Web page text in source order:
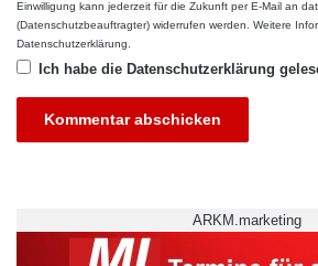
Alle Bachelor-
Hochschule für Management
6-semestrigen Vollzeit- oder
semestrigen Teilzeitvariante
Schwerpunkte gesetzt
Studierenden ihr Studium
Einwilligung kann jederzeit für die Zukunft per E-Mail an
(Datenschutzbeauftragter) widerrufen werden. Weitere
Datenschutzerklärung.
Ich habe die Datenschutzerklärung
ARKM.marketing